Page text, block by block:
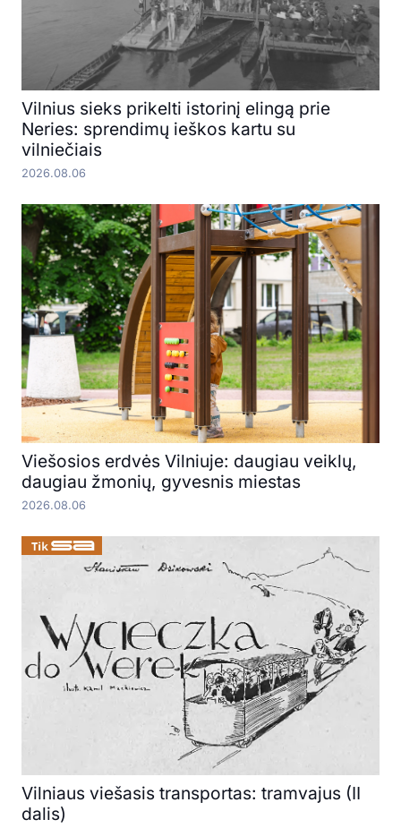
Vilnius sieks prikelti istorinį elingą prie
Neries: sprendimų ieškos kartu su
vilniečiais
2026.08.06
Viešosios erdvės Vilniuje: daugiau veiklų,
daugiau žmonių, gyvesnis miestas
2026.08.06
Vilniaus viešasis transportas: tramvajus (II
dalis)